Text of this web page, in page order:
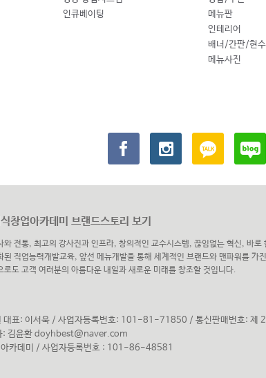
인큐베이팅
메뉴판
인테리어
배너/간판/현
메뉴사진
창업아카데미 브랜드스토리 보기
와 전통, 최고의 강사진과 인프라, 창의적인 교수시스템, 끊임없는 혁신, 바로
된 직업능력개발교육, 앞선 메뉴개발을 통해 세계적인 브랜드와 맨파워를 가
로도 고객 여러분의 아름다운 내일과 새로운 미래를 창조할 것입니다.
대표: 이서욱 / 사업자등록번호: 101-81-71850 / 통신판매번호:
: 김윤환 doyhbest@naver.com
아카데미 / 사업자등록번호 : 101-86-48581